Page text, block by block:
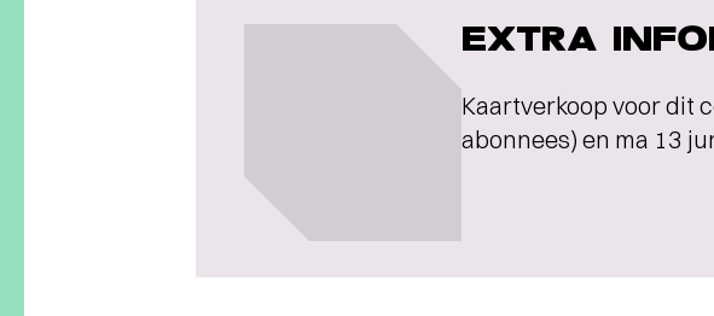
EXTRA
Kaartverkoop voor dit
abonnees) en ma 13